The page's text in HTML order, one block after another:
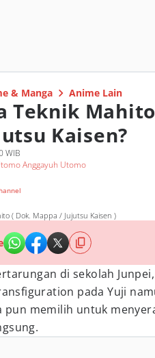
& Manga Anime Lain
Teknik
Kaisen?
WIB
Anggayuh Utomo
( Dok. Mappa / Jujutsu Kaisen )
di sekolah
pada Yuji
pun memilih untuk